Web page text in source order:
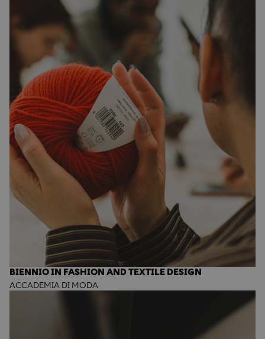
BIENNIO IN FASHION AND TEXTILE DESIGN
ACCADEMIA DI MODA